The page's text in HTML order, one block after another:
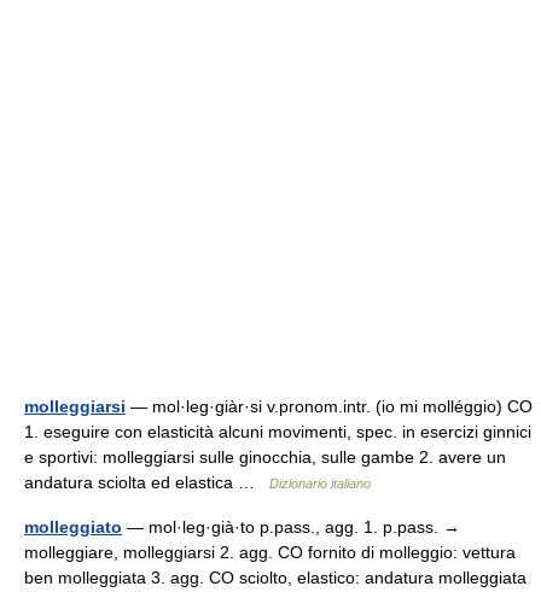
molleggiarsi — mol·leg·giàr·si v.pronom.intr. (io mi molléggio) CO
1. eseguire con elasticità alcuni movimenti, spec. in esercizi ginnici
e sportivi: molleggiarsi sulle ginocchia, sulle gambe 2. avere un
andatura sciolta ed elastica …
Dizionario italiano
molleggiato — mol·leg·già·to p.pass., agg. 1. p.pass. →
molleggiare, molleggiarsi 2. agg. CO fornito di molleggio: vettura
ben molleggiata 3. agg. CO sciolto, elastico: andatura molleggiata